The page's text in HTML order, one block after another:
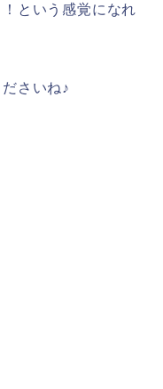
という感覚になれ
さいね♪